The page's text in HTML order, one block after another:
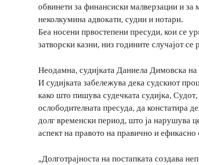
обвинети за финансиски малверзации и за
неколкумина адвокати, судии и нотари.
Беа носени првостепени пресуди, кои се
затворски казни, низ годините случајот
Неодамна, судијката Даниела Димовска
И судијката забележува дека судскиот
како што пишува судечката судијка,
ослободителната пресуда, да констатира
долг временски период, што ја нарушува
аспект на правото на правично и ефикасно
„Долготрајноста на постапката создава